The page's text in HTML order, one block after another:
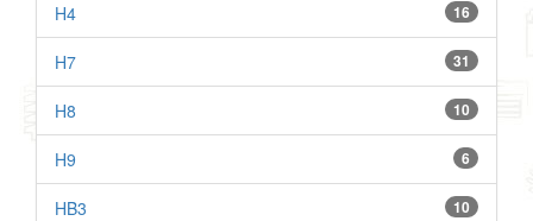
16
H4
31
H7
10
H8
6
H9
10
HB3